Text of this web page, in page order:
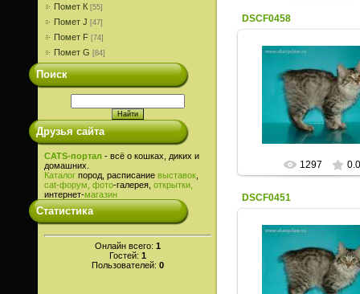
Помет К [55]
Помет J [47]
Помет F [74]
Помет G [84]
Поиск
Друзья сайта
CATS-портал - всё о кошках, диких и
домашних.
Каталог пород, расписание выставок
cat-форум, фото-галерея, открытки,
интернет-магазин
Статистика
Онлайн всего: 1
Гостей: 1
Пользователей: 0
DSCF0458
14.08.2013
ИрисКо
1297 0.0
DSCF0451
14.08.2013
ИрисКо